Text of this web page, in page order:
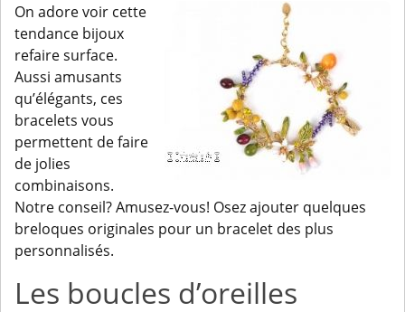
On adore voir cette
tendance bijoux
refaire surface.
Aussi amusants
qu’élégants, ces
bracelets vous
permettent de faire
de jolies
combinaisons.
Notre conseil? Amusez-vous! Osez ajouter quelques
breloques originales pour un bracelet des plus
personnalisés.
Les boucles d’oreilles